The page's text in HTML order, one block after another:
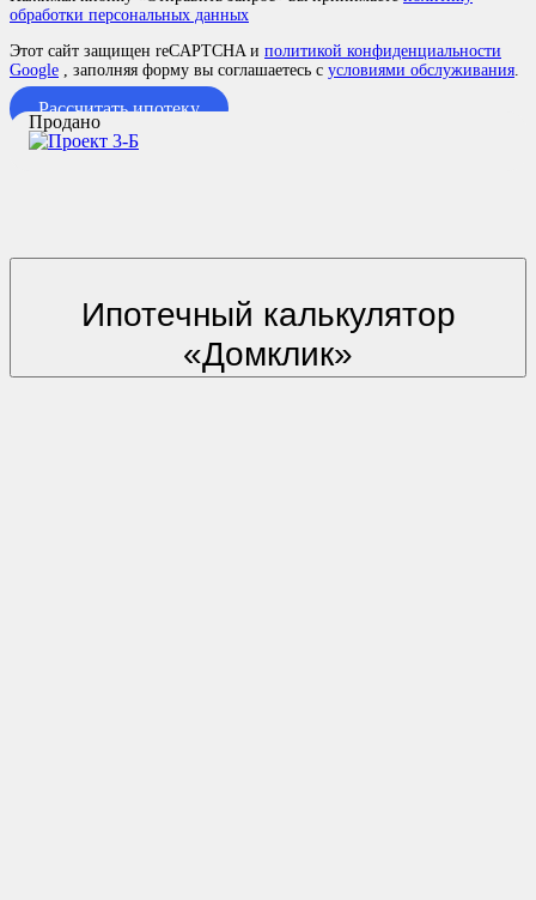
обработки персональных данных
Этот сайт защищен reCAPTCHA и политикой конфиденциальности
Google , заполняя форму вы соглашаетесь с условиями обслуживания.
Рассчитать ипотеку
Продано
Ипотечный калькулятор
«Домклик»